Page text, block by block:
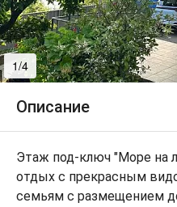
1/4
Описание
Этаж под-ключ "Море на
отдых с прекрасным
семьям с размещением